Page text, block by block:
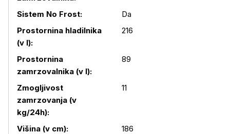
Podrobnosti izdelka
Sistem No Frost:
Da
Prostornina hladilnika
(v l):
216
Prostornina
zamrzovalnika (v l):
89
Zmogljivost
zamrzovanja (v
kg/24h):
11
Višina (v cm):
186